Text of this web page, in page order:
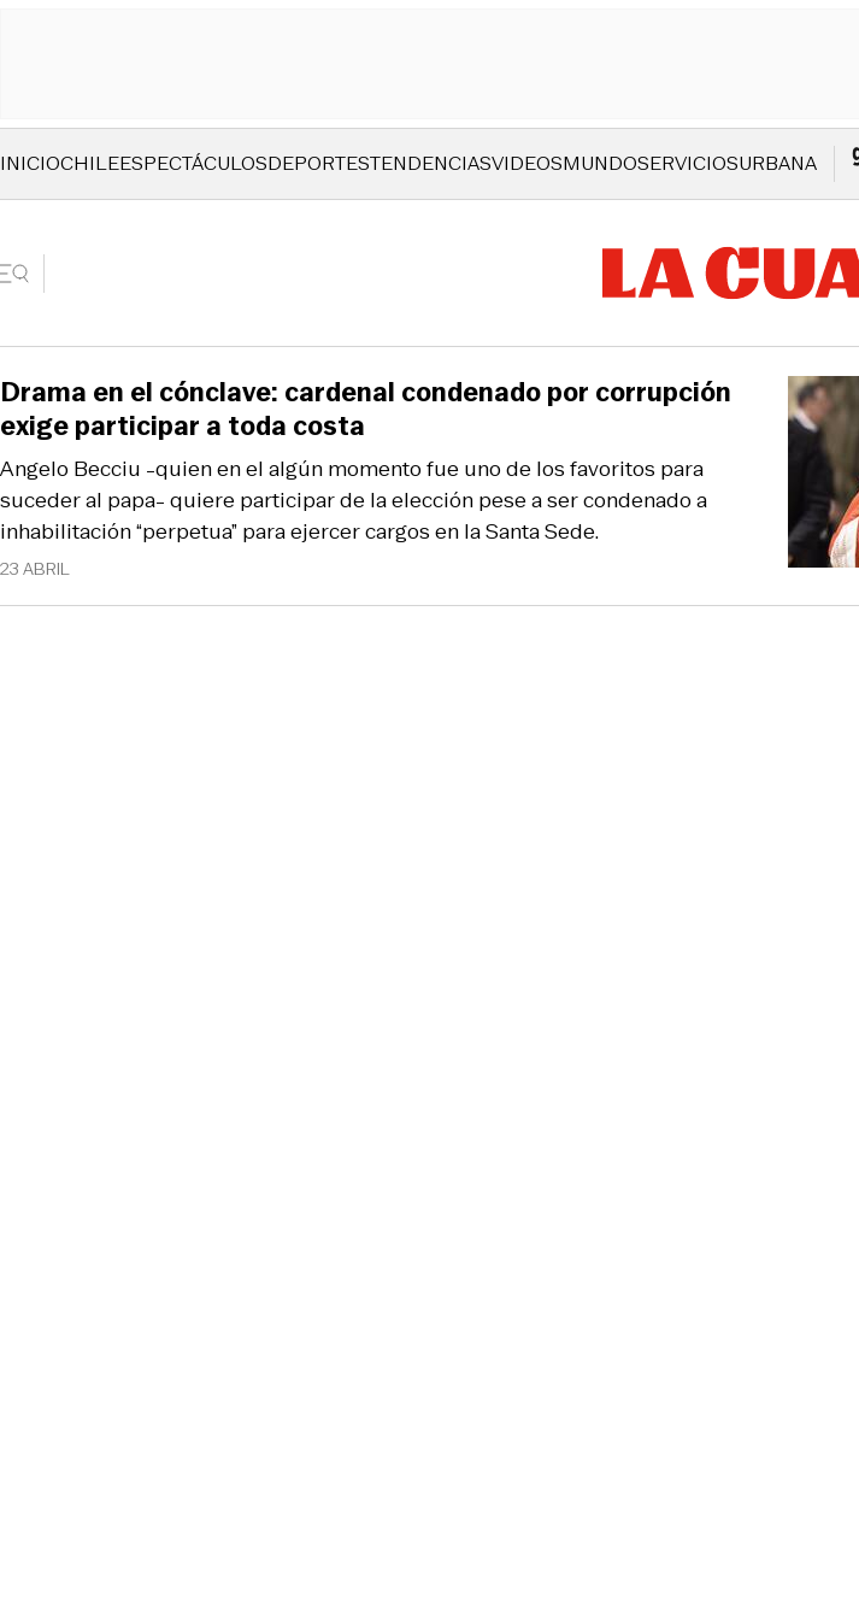
INICIOCHILEESPECTÁCULOSDEPORTESTENDENCIASVIDEOSMUNDOSERVICIOSURBANA
23 ABRIL
Angelo Becciu -quien en el algún momento fue uno de los favoritos para
suceder al papa- quiere participar de la elección pese a ser condenado a
inhabilitación “perpetua” para ejercer cargos en la Santa Sede.
Drama en el cónclave: cardenal condenado por corrupción
exige participar a toda costa